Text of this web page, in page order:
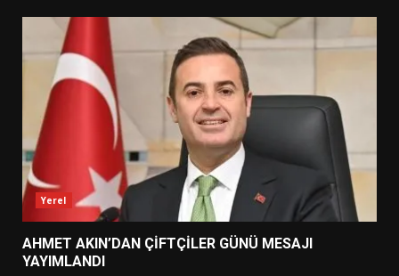
Yerel
AHMET AKIN’DAN ÇİFTÇİLER GÜNÜ MESAJI
YAYIMLANDI